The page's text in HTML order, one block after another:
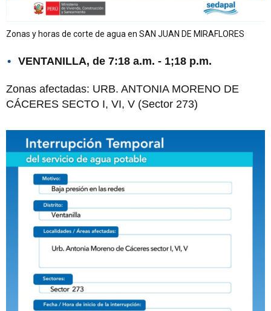
Zonas y horas de corte de agua en SAN JUAN DE MIRAFLORES
VENTANILLA, de 7:18 a.m. - 1;18 p.m.
Zonas afectadas: URB. ANTONIA MORENO DE
CÁCERES SECTO I, VI, V (Sector 273)